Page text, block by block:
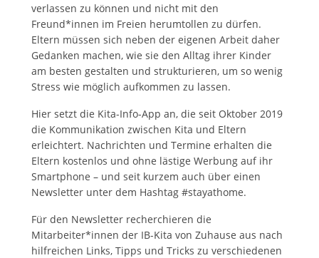
verlassen zu können und nicht mit den
Freund*innen im Freien herumtollen zu dürfen.
Eltern müssen sich neben der eigenen Arbeit daher
Gedanken machen, wie sie den Alltag ihrer Kinder
am besten gestalten und strukturieren, um so wenig
Stress wie möglich aufkommen zu lassen.
Hier setzt die Kita-Info-App an, die seit Oktober 2019
die Kommunikation zwischen Kita und Eltern
erleichtert. Nachrichten und Termine erhalten die
Eltern kostenlos und ohne lästige Werbung auf ihr
Smartphone – und seit kurzem auch über einen
Newsletter unter dem Hashtag #stayathome.
Für den Newsletter recherchieren die
Mitarbeiter*innen der IB-Kita von Zuhause aus nach
hilfreichen Links, Tipps und Tricks zu verschiedenen